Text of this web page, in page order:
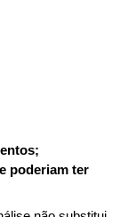
poderiam ter